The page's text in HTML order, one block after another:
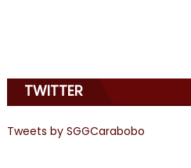
joys
of
anal
TWITTER
Tweets by SGGCarabobo